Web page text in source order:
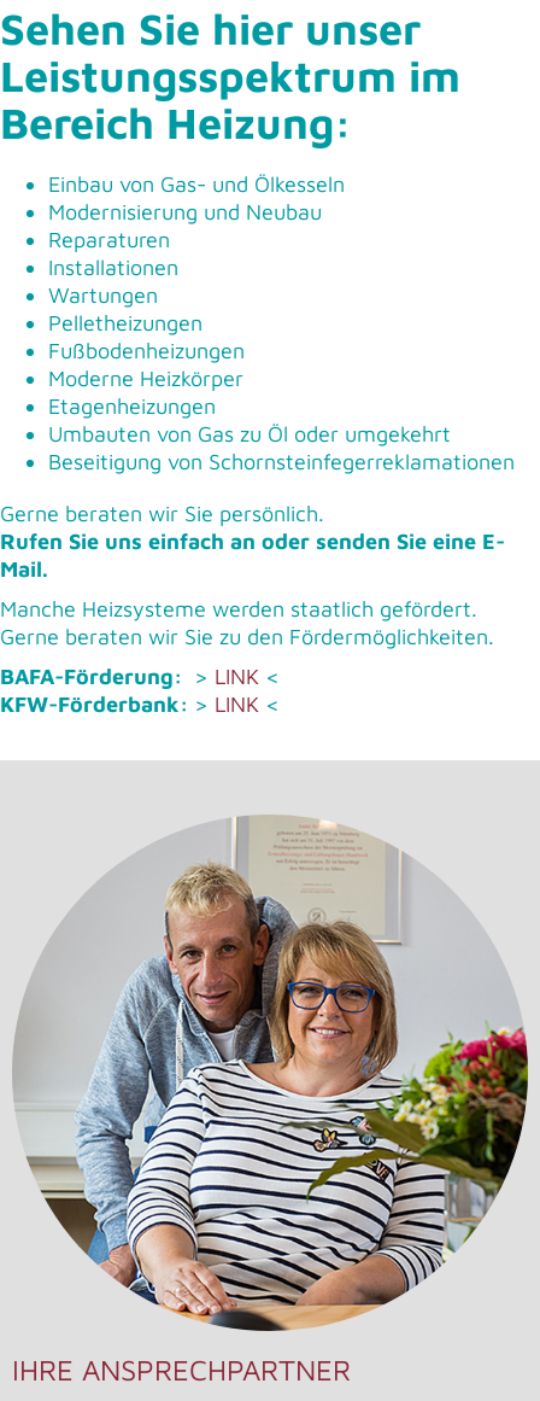
Sehen Sie hier unser
Leistungsspektrum im
Bereich Heizung:
Einbau von Gas- und Ölkesseln
Modernisierung und Neubau
Reparaturen
Installationen
Wartungen
Pelletheizungen
Fußbodenheizungen
Moderne Heizkörper
Etagenheizungen
Umbauten von Gas zu Öl oder umgekehrt
Beseitigung von Schornsteinfegerreklamationen
Gerne beraten wir Sie persönlich.
Rufen Sie uns einfach an oder senden Sie eine E-
Mail.
Manche Heizsysteme werden staatlich gefördert.
Gerne beraten wir Sie zu den Fördermöglichkeiten.
BAFA-Förderung: > LINK <
KFW-Förderbank: > LINK <
IHRE ANSPRECHPARTNER